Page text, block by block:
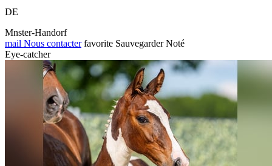
DE
Mnster-Handorf
mail Nous contacter favorite Sauvegarder Noté
Eye-catcher